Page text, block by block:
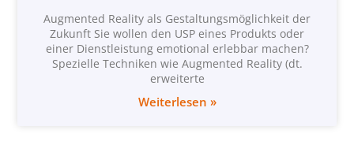
Augmented Reality als Gestaltungsmöglichkeit der
Zukunft Sie wollen den USP eines Produkts oder
einer Dienstleistung emotional erlebbar machen?
Spezielle Techniken wie Augmented Reality (dt.
erweiterte
Weiterlesen »